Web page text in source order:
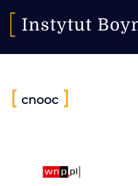
[ cnooc ]